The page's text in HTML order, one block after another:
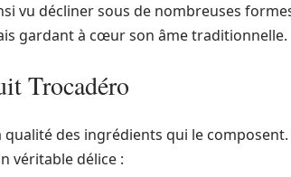
vu décliner sous de nombreuses
gardant à cœur son âme traditionnelle.
Trocadéro
des ingrédients qui le
véritable délice :